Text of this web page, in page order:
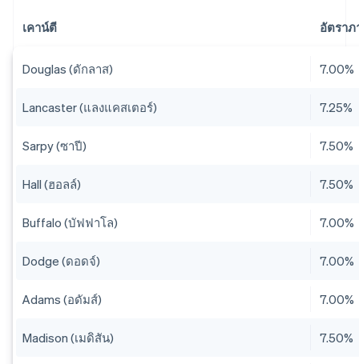
เคาน์ตี อัตรา
Douglas (ดักลาส) 7.00%
Lancaster (แลงแคสเตอร์) 7.25%
Sarpy (ซาปี) 7.50%
Hall (ฮอลล์) 7.50%
Buffalo (บัฟฟาโล) 7.00%
Dodge (ดอดจ์) 7.00%
Adams (อดัมส์) 7.00%
Madison (เมดิสัน) 7.50%